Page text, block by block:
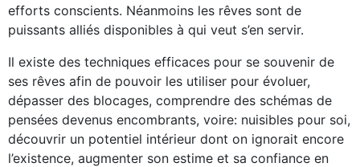
efforts conscients. Néanmoins les rêves sont de
puissants alliés disponibles à qui veut s’en servir.
Il existe des techniques efficaces pour se souvenir de
ses rêves afin de pouvoir les utiliser pour évoluer,
dépasser des blocages, comprendre des schémas de
pensées devenus encombrants, voire: nuisibles pour soi,
découvrir un potentiel intérieur dont on ignorait encore
l’existence, augmenter son estime et sa confiance en